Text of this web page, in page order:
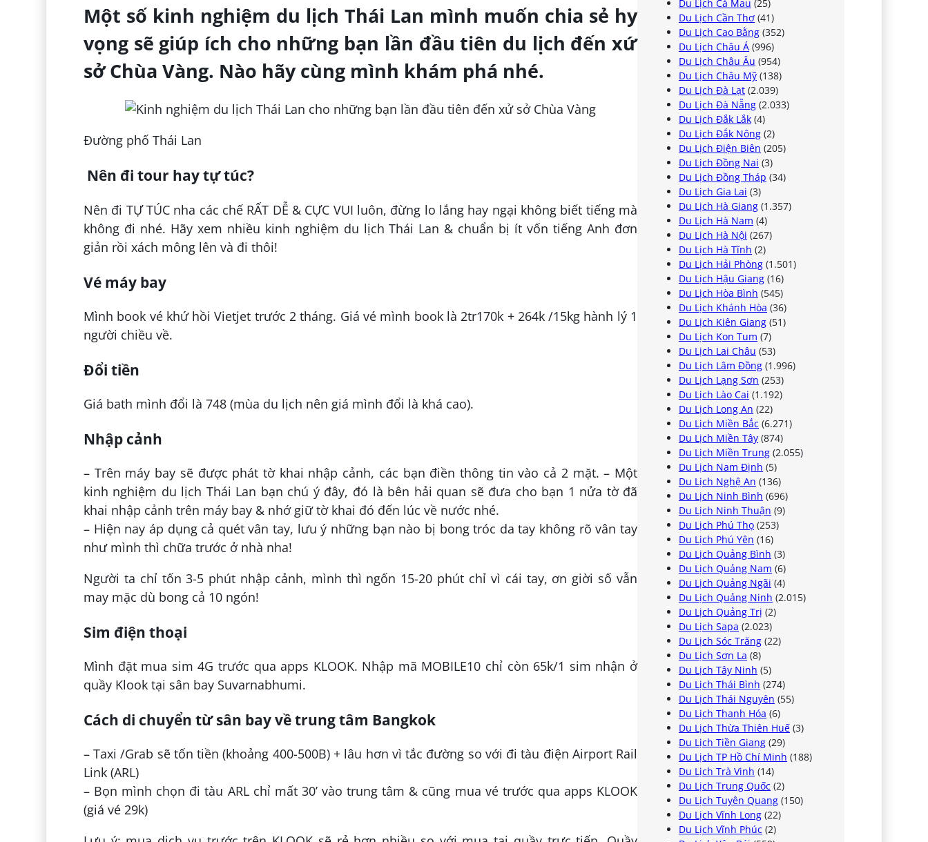
Một số kinh nghiệm du lịch Thái Lan mình muốn chia sẻ hy
vọng sẽ giúp ích cho những bạn lần đầu tiên du lịch đến xứ
sở Chùa Vàng. Nào hãy cùng mình khám phá nhé.
Đường phố Thái Lan
Nên đi tour hay tự túc?
Nên đi TỰ TÚC nha các chế RẤT DỄ & CỰC VUI luôn, đừng lo lắng hay ngại không biết tiếng mà
không đi nhé. Hãy xem nhiều kinh nghiệm du lịch Thái Lan & chuẩn bị ít vốn tiếng Anh đơn
giản rồi xách mông lên và đi thôi!
Vé máy bay
Mình book vé khứ hồi Vietjet trước 2 tháng. Giá vé mình book là 2tr170k + 264k /15kg hành lý 1
người chiều về.
Đổi tiền
Giá bath mình đổi là 748 (mùa du lịch nên giá mình đổi là khá cao).
Nhập cảnh
– Trên máy bay sẽ được phát tờ khai nhập cảnh, các bạn điền thông tin vào cả 2 mặt. – Một
kinh nghiệm du lịch Thái Lan bạn chú ý đây, đó là bên hải quan sẽ đưa cho bạn 1 nửa tờ đã
khai nhập cảnh trên máy bay & nhớ giữ tờ khai đó đến lúc về nước nhé.
– Hiện nay áp dụng cả quét vân tay, lưu ý những bạn nào bị bong tróc da tay không rõ vân tay
như mình thì chữa trước ở nhà nha!
Người ta chỉ tốn 3-5 phút nhập cảnh, mình thì ngốn 15-20 phút chỉ vì cái tay, ơn giời số vẫn
may mặc dù bong cả 10 ngón!
Sim điện thoại
Mình đặt mua sim 4G trước qua apps KLOOK. Nhập mã MOBILE10 chỉ còn 65k/1 sim nhận ở
quầy Klook tại sân bay Suvarnabhumi.
Cách di chuyển từ sân bay về trung tâm Bangkok
– Taxi /Grab sẽ tốn tiền (khoảng 400-500B) + lâu hơn vì tắc đường so với đi tàu điện Airport Rail
Link (ARL)
– Bọn mình chọn đi tàu ARL chỉ mất 30’ vào trung tâm & cũng mua vé trước qua apps KLOOK
(giá vé 29k)
Du Lịch Cà Mau (25)
Du Lịch Cần Thơ (41)
Du Lịch Cao Bằng (352)
Du Lịch Châu Á (996)
Du Lịch Châu Âu (954)
Du Lịch Châu Mỹ (138)
Du Lịch Đà Lạt (2.039)
Du Lịch Đà Nẵng (2.033)
Du Lịch Đắk Lắk (4)
Du Lịch Đắk Nông (2)
Du Lịch Điện Biên (205)
Du Lịch Đồng Nai (3)
Du Lịch Đồng Tháp (34)
Du Lịch Gia Lai (3)
Du Lịch Hà Giang (1.357)
Du Lịch Hà Nam (4)
Du Lịch Hà Nội (267)
Du Lịch Hà Tĩnh (2)
Du Lịch Hải Phòng (1.501)
Du Lịch Hậu Giang (16)
Du Lịch Hòa Bình (545)
Du Lịch Khánh Hòa (36)
Du Lịch Kiên Giang (51)
Du Lịch Kon Tum (7)
Du Lịch Lai Châu (53)
Du Lịch Lâm Đồng (1.996)
Du Lịch Lạng Sơn (253)
Du Lịch Lào Cai (1.192)
Du Lịch Long An (22)
Du Lịch Miền Bắc (6.271)
Du Lịch Miền Tây (874)
Du Lịch Miền Trung (2.055)
Du Lịch Nam Định (5)
Du Lịch Nghệ An (136)
Du Lịch Ninh Bình (696)
Du Lịch Ninh Thuận (9)
Du Lịch Phú Thọ (253)
Du Lịch Phú Yên (16)
Du Lịch Quảng Bình (3)
Du Lịch Quảng Nam (6)
Du Lịch Quảng Ngãi (4)
Du Lịch Quảng Ninh (2.015)
Du Lịch Quảng Trị (2)
Du Lịch Sapa (2.023)
Du Lịch Sóc Trăng (22)
Du Lịch Sơn La (8)
Du Lịch Tây Ninh (5)
Du Lịch Thái Bình (274)
Du Lịch Thái Nguyên (55)
Du Lịch Thanh Hóa (6)
Du Lịch Thừa Thiên Huế (3)
Du Lịch Tiền Giang (29)
Du Lịch TP Hồ Chí Minh (188)
Du Lịch Trà Vinh (14)
Du Lịch Trung Quốc (2)
Du Lịch Tuyên Quang (150)
Du Lịch Vĩnh Long (22)
Du Lịch Vĩnh Phúc (2)